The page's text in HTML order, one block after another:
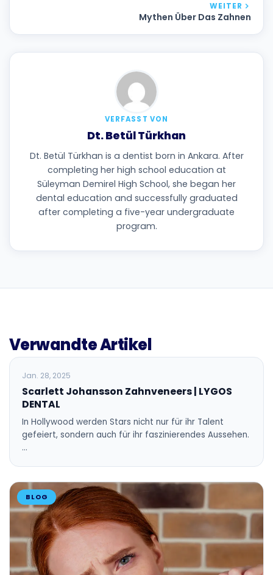
WEITER
Mythen Über Das Zahnen
VERFASST VON
Dt. Betül Türkhan
Dt. Betül Türkhan is a dentist born in Ankara. After
completing her high school education at
Süleyman Demirel High School, she began her
dental education and successfully graduated
after completing a five-year undergraduate
program.
Verwandte Artikel
BLOG
Jan. 28, 2025
Scarlett Johansson Zahnveneers | LYGOS
DENTAL
In Hollywood werden Stars nicht nur für ihr Talent
gefeiert, sondern auch für ihr faszinierendes Aussehen.
…
BLOG